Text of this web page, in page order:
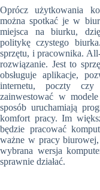
Oprócz użytkowania
można spotkać je w
miejsca na biurku,
politykę czystego
sprzętu, i pracownika.
rozwiązanie. Jest to
obsługuje aplikacje,
internetu, poczty
zainwestować w
sposób uruchamiają
komfort pracy. Im
będzie pracować
ważne w pracy
wybrana wersja
sprawnie działać.